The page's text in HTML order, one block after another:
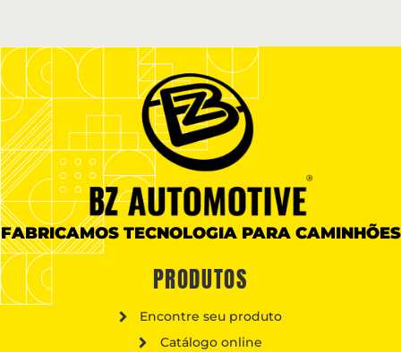
FABRICAMOS TECNOLOGIA PARA CAMINHÕES
PRODUTOS
Encontre seu produto
Catálogo online